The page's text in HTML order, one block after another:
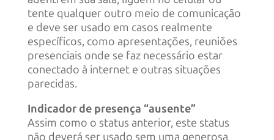
tente qualquer outro meio de comunicação
e deve ser usado em casos realmente
específicos, como apresentações, reuniões
presenciais onde se faz necessário estar
conectado à internet e outras situações
parecidas.
Indicador de presença “ausente”
Assim como o status anterior, este status
não deverá ser usado sem uma generosa